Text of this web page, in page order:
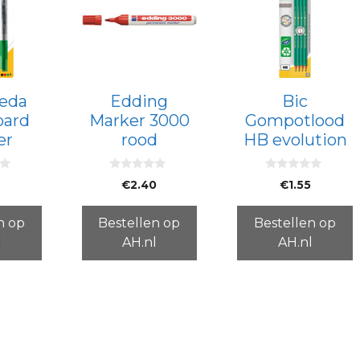
op
Edding
Marker 3000
rood
5
€2.40
Bestellen op
AH.nl
Bic
Gompotlood
HB evolution
5
€1.55
Bestellen op
AH.nl